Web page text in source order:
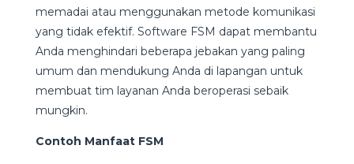
memadai atau menggunakan metode komunikasi
yang tidak efektif. Software FSM dapat membantu
Anda menghindari beberapa jebakan yang paling
umum dan mendukung Anda di lapangan untuk
membuat tim layanan Anda beroperasi sebaik
mungkin.
Contoh Manfaat FSM